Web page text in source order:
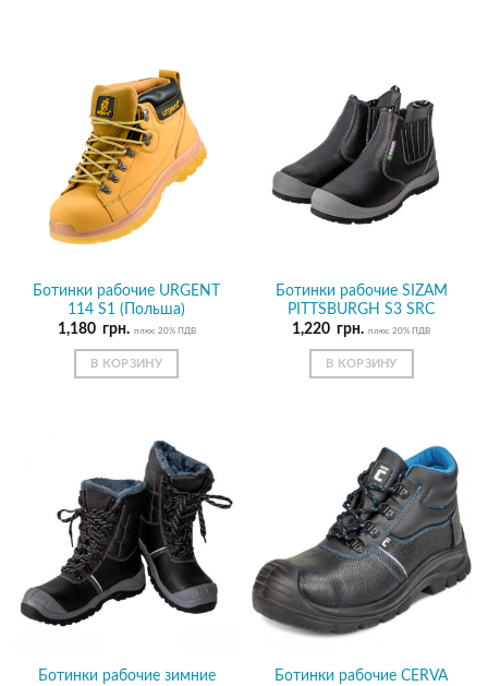
Ботинки рабочие URGENT
114 S1 (Польша)
1,180 грн. плюс 20% ПДВ
В КОРЗИНУ
Ботинки рабочие SIZAM
PITTSBURGH S3 SRС
1,220 грн. плюс 20% ПДВ
В КОРЗИНУ
Ботинки рабочие зимние
Ботинки рабочие CERVA